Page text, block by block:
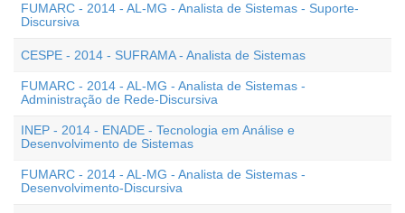
FUMARC - 2014 - AL-MG - Analista de Sistemas - Suporte-
Discursiva
CESPE - 2014 - SUFRAMA - Analista de Sistemas
FUMARC - 2014 - AL-MG - Analista de Sistemas -
Administração de Rede-Discursiva
INEP - 2014 - ENADE - Tecnologia em Análise e
Desenvolvimento de Sistemas
FUMARC - 2014 - AL-MG - Analista de Sistemas -
Desenvolvimento-Discursiva